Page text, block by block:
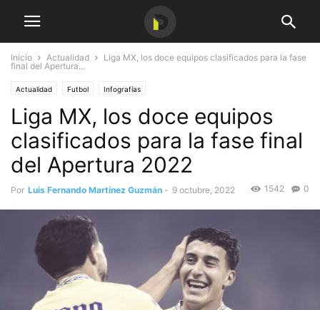
Inicio Actualidad
Liga MX, los doce equipos clasificados para la fase
final del Apertura...
Actualidad Futbol Infografías
Liga MX, los doce equipos
clasificados para la fase final
del Apertura 2022
Por Luis Fernando Martínez Guzmán - 9 octubre, 2022 0
1542